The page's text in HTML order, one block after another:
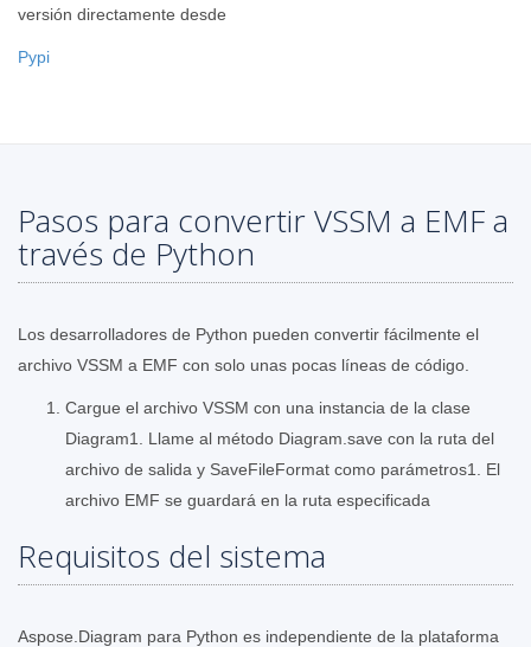
versión directamente desde
Pypi
Pasos para convertir VSSM a EMF a
través de Python
Los desarrolladores de Python pueden convertir fácilmente el
archivo VSSM a EMF con solo unas pocas líneas de código.
Cargue el archivo VSSM con una instancia de la clase
Diagram1. Llame al método Diagram.save con la ruta del
archivo de salida y SaveFileFormat como parámetros1. El
archivo EMF se guardará en la ruta especificada
Requisitos del sistema
Aspose.Diagram para Python es independiente de la plataforma